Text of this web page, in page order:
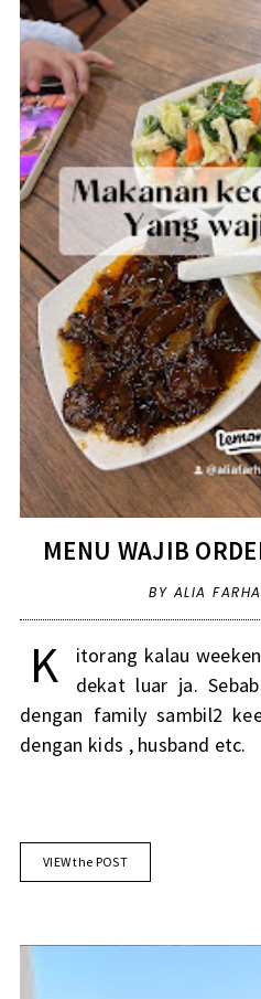
MENU WAJIB
BY ALIA
K
itorang kalau
dekat luar ja.
dengan family sambil2
dengan kids , husband etc.
VIEW the POST